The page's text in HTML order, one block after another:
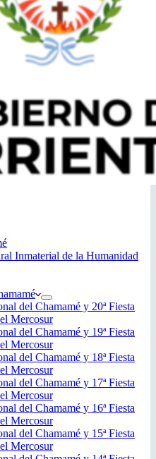
Inmaterial de la Humanidad
del Chamamé y 20ª Fiesta
Mercosur
del Chamamé y 19ª Fiesta
Mercosur
del Chamamé y 18ª Fiesta
Mercosur
del Chamamé y 17ª Fiesta
Mercosur
del Chamamé y 16ª Fiesta
Mercosur
del Chamamé y 15ª Fiesta
Mercosur